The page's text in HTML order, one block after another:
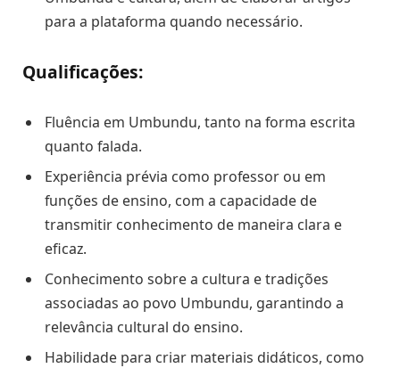
para a plataforma quando necessário.
Qualificações:
Fluência em Umbundu, tanto na forma escrita
quanto falada.
Experiência prévia como professor ou em
funções de ensino, com a capacidade de
transmitir conhecimento de maneira clara e
eficaz.
Conhecimento sobre a cultura e tradições
associadas ao povo Umbundu, garantindo a
relevância cultural do ensino.
Habilidade para criar materiais didáticos, como